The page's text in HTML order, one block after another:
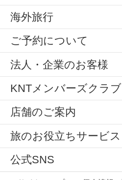
海外旅行
ご予約について
法人・企業のお客様
KNTメンバーズクラブ
店舗のご案内
旅のお役立ちサービス
公式SNS